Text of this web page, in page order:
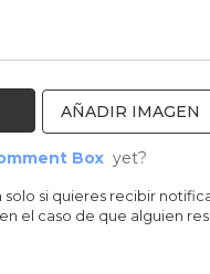
AÑADIR IMAGEN
Box yet?
solo si quieres recibir
el caso de que alguien